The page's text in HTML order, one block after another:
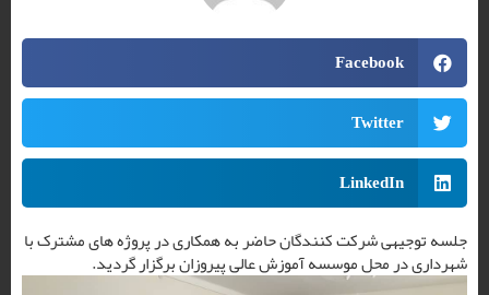
Facebook
Twitter
LinkedIn
جلسه توجیهی شرکت کنندگان حاضر به همکاری در پروژه های مشترک با
شهرداری در محل موسسه آموزش عالی پیروزان برگزار گردید.